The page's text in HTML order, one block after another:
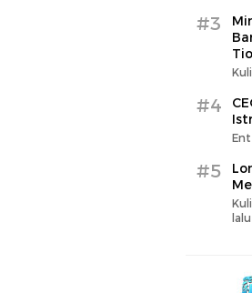
#3
#4
#5
lalu